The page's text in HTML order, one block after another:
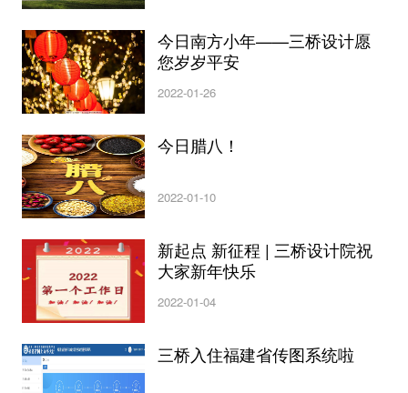
今日南方小年——三桥设计愿
您岁岁平安
2022-01-26
今日腊八！
2022-01-10
新起点 新征程 | 三桥设计院祝
大家新年快乐
2022-01-04
三桥入住福建省传图系统啦